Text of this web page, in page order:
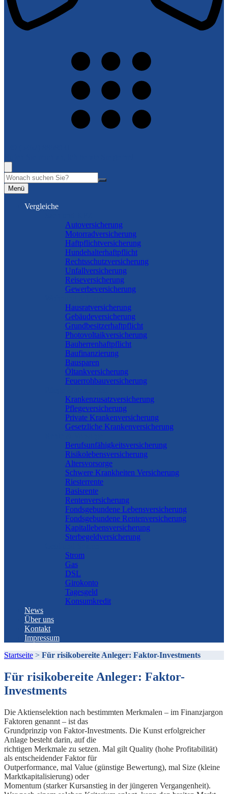
Suche
Menü
Vergleiche
Autoversicherung
Motorradversicherung
Haftpflichtversicherung
Hundehalterhaftpflicht
Rechtsschutzversicherung
Unfallversicherung
Reiseversicherung
Gewerbeversicherung
Hausratversicherung
Gebäudeversicherung
Grundbesitzerhaftpflicht
Photovoltaikversicherung
Bauherrenhaftpflicht
Baufinanzierung
Bausparen
Öltankversicherung
Feuerrohbauversicherung
Krankenzusatzversicherung
Pflegeversicherung
Private Krankenversicherung
Gesetzliche Krankenversicherung
Berufs­unfähigkeitsversicherung
Risikolebensversicherung
Altersvorsorge
Schwere Krankheiten Versicherung
Riesterrente
Basisrente
Rentenversicherung
Fondsgebundene Lebensversicherung
Fondsgebundene Rentenversicherung
Kapitallebensversicherung
Sterbegeldversicherung
Strom
Gas
DSL
Girokonto
Tagesgeld
Konsumkredit
News
Über uns
Kontakt
Impressum
Startseite > Für risikobereite Anleger: Faktor-Investments
Für risikobereite Anleger: Faktor-
Investments
Die Aktienselektion nach bestimmten Merkmalen – im Finanzjargon
Faktoren genannt – ist das
Grundprinzip von Faktor-Investments. Die Kunst erfolgreicher
Anlage besteht darin, auf die
richtigen Merkmale zu setzen. Mal gilt Quality (hohe Profitabilität)
als entscheidender Faktor für
Outperformance, mal Value (günstige Bewertung), mal Size (kleine
Marktkapitalisierung) oder
Momentum (starker Kursanstieg in der jüngeren Vergangenheit).